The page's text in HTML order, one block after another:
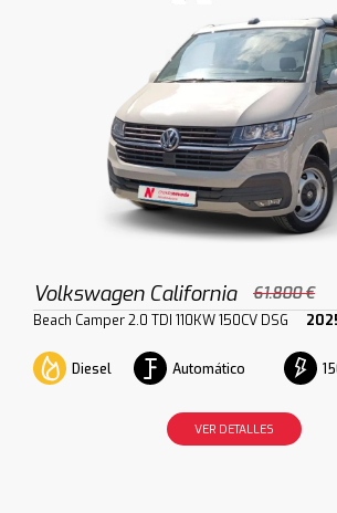
Volkswagen California 61.800 €
Beach Camper 2.0 TDI 110KW 150CV DSG
Diesel Automático
VER DETALLES